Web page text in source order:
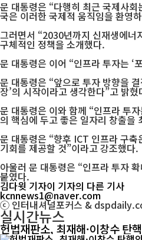
문 대통령은 “다행히 최근 국제사
국은 이러한 국제적 움직임을 환영
그러면서 “2030년까지 신재생에너
구체적인 정책을 소개했다.
문 대통령은 이어 “인프라 투자는 ‘
문 대통령은 “앞으로 투자 방향을
장’의 시작이라고 생각한다”고 밝혔
문 대통령은 이와 함께 “인프라 투
의 핵심에 두고 좋은 일자리 창출을
문 대통령은 “향후 ICT 인프라 구축
기회를 제공할 것”이라고 강조했다.
아울러 문 대통령은 “인프라 투자
붙였다.
김다윗 기자이 기자의 다른 기사
kcnnews1@naver.com
ⓒ 인터내셔널포커스 &
실시간뉴스
헌법재판소, 최재해·이창수 탄